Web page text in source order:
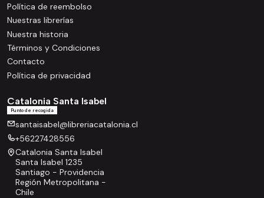
Política de reembolso
Nuestras librerías
Nuestra historia
Términos y Condiciones
Contacto
Política de privacidad
Catalonia Santa Isabel
Punto de recogida
santaisabel@libreriacatalonia.cl
+56227428556
Catalonia Santa Isabel
Santa Isabel 1235
Santiago - Providencia
Región Metropolitana -
Chile